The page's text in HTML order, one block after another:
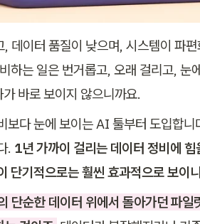
데이터 품질이 낮으며, 시스템이 파
하는 일은 번거롭고, 오래 걸리고, 눈
바로 보이지 않으니까요.
보다 눈에 보이는 AI 툴부터 도입합니
. 1년 가까이 걸리는 데이터 정비에 힘
단기적으로는 훨씬 효과적으로 보이
단순한 데이터 위에서 돌아가던 파일